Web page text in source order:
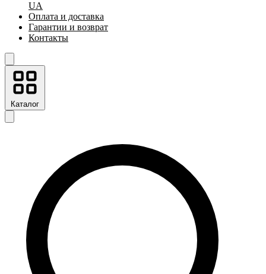
UA
Оплата и доставка
Гарантии и возврат
Контакты
Каталог